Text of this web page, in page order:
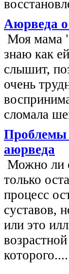
Аюрведа
Моя мама
знаю как
слышит,
очень
сломала
Проблемы
аюрведа
Можно ли
только
процесс
суставов,
или это
которого....